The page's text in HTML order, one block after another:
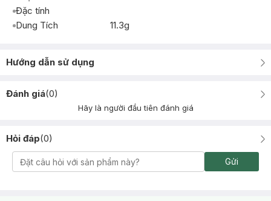
Đặc tính
Dung Tích
11.3g
Hướng dẫn sử dụng
Đánh giá(0)
Hãy là người đầu tiên đánh giá
Hỏi đáp(0)
Gửi